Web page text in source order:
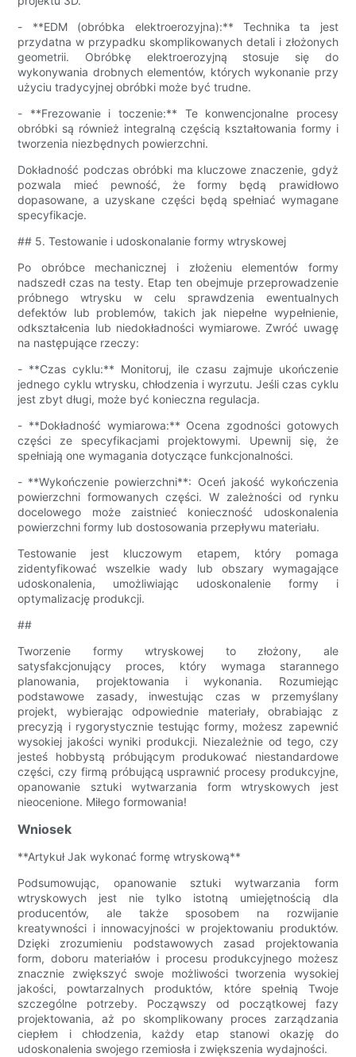
- **EDM (obróbka elektroerozyjna):** Technika ta jest
przydatna w przypadku skomplikowanych detali i złożonych
geometrii. Obróbkę elektroerozyjną stosuje się do
wykonywania drobnych elementów, których wykonanie przy
użyciu tradycyjnej obróbki może być trudne.
- **Frezowanie i toczenie:** Te konwencjonalne procesy
obróbki są również integralną częścią kształtowania formy i
tworzenia niezbędnych powierzchni.
Dokładność podczas obróbki ma kluczowe znaczenie, gdyż
pozwala mieć pewność, że formy będą prawidłowo
dopasowane, a uzyskane części będą spełniać wymagane
specyfikacje.
## 5. Testowanie i udoskonalanie formy wtryskowej
Po obróbce mechanicznej i złożeniu elementów formy
nadszedł czas na testy. Etap ten obejmuje przeprowadzenie
próbnego wtrysku w celu sprawdzenia ewentualnych
defektów lub problemów, takich jak niepełne wypełnienie,
odkształcenia lub niedokładności wymiarowe. Zwróć uwagę
na następujące rzeczy:
- **Czas cyklu:** Monitoruj, ile czasu zajmuje ukończenie
jednego cyklu wtrysku, chłodzenia i wyrzutu. Jeśli czas cyklu
jest zbyt długi, może być konieczna regulacja.
- **Dokładność wymiarowa:** Ocena zgodności gotowych
części ze specyfikacjami projektowymi. Upewnij się, że
spełniają one wymagania dotyczące funkcjonalności.
- **Wykończenie powierzchni**: Oceń jakość wykończenia
powierzchni formowanych części. W zależności od rynku
docelowego może zaistnieć konieczność udoskonalenia
powierzchni formy lub dostosowania przepływu materiału.
Testowanie jest kluczowym etapem, który pomaga
zidentyfikować wszelkie wady lub obszary wymagające
udoskonalenia, umożliwiając udoskonalenie formy i
optymalizację produkcji.
##
Tworzenie formy wtryskowej to złożony, ale
satysfakcjonujący proces, który wymaga starannego
planowania, projektowania i wykonania. Rozumiejąc
podstawowe zasady, inwestując czas w przemyślany
projekt, wybierając odpowiednie materiały, obrabiając z
precyzją i rygorystycznie testując formy, możesz zapewnić
wysokiej jakości wyniki produkcji. Niezależnie od tego, czy
jesteś hobbystą próbującym produkować niestandardowe
części, czy firmą próbującą usprawnić procesy produkcyjne,
opanowanie sztuki wytwarzania form wtryskowych jest
nieocenione. Miłego formowania!
Wniosek
**Artykuł Jak wykonać formę wtryskową**
Podsumowując, opanowanie sztuki wytwarzania form
wtryskowych jest nie tylko istotną umiejętnością dla
producentów, ale także sposobem na rozwijanie
kreatywności i innowacyjności w projektowaniu produktów.
Dzięki zrozumieniu podstawowych zasad projektowania
form, doboru materiałów i procesu produkcyjnego możesz
znacznie zwiększyć swoje możliwości tworzenia wysokiej
jakości, powtarzalnych produktów, które spełnią Twoje
szczególne potrzeby. Począwszy od początkowej fazy
projektowania, aż po skomplikowany proces zarządzania
ciepłem i chłodzenia, każdy etap stanowi okazję do
udoskonalenia swojego rzemiosła i zwiększenia wydajności.